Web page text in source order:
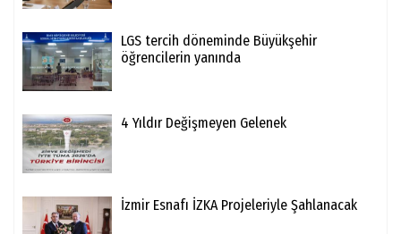
LGS tercih döneminde Büyükşehir
öğrencilerin yanında
4 Yıldır Değişmeyen Gelenek
İzmir Esnafı İZKA Projeleriyle Şahlanacak